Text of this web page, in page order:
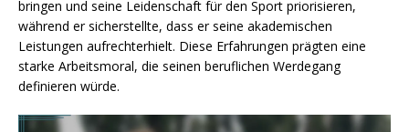
bringen und seine Leidenschaft für den Sport priorisieren,
während er sicherstellte, dass er seine akademischen
Leistungen aufrechterhielt. Diese Erfahrungen prägten eine
starke Arbeitsmoral, die seinen beruflichen Werdegang
definieren würde.